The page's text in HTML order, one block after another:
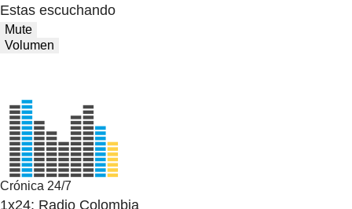
Estas escuchando
Mute
Volumen
Crónica 24/7
1x24: Radio Colombia